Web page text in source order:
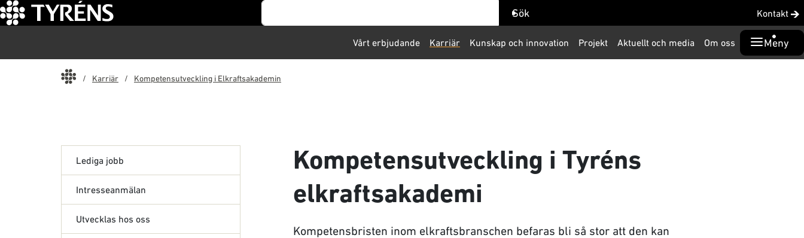
Sök Sök Kontakt
Vårt erbjudande Karriär Kunskap och innovation Projekt Aktuellt och media Om oss Meny
Start
Karriär
Kompetensutveckling i Elkraftsakademin
Lediga jobb
Intresseanmälan
Utvecklas hos oss
Kompetensutveckling i Tyréns
elkraftsakademi
Kompetensbristen inom elkraftsbranschen befaras bli så stor att den kan